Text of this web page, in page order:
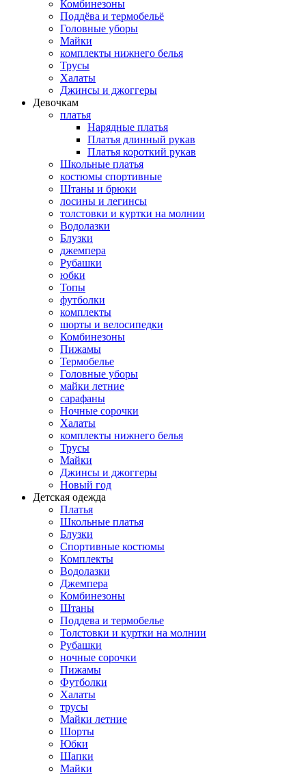
Комбинезоны
Поддёва и термобельё
Головные уборы
Майки
комплекты нижнего белья
Трусы
Халаты
Джинсы и джоггеры
Девочкам
платья
Нарядные платья
Платья длинный рукав
Платья короткий рукав
Школьные платья
костюмы спортивные
Штаны и брюки
лосины и легинсы
толстовки и куртки на молнии
Водолазки
Блузки
джемпера
Рубашки
юбки
Топы
футболки
комплекты
шорты и велосипедки
Комбинезоны
Пижамы
Термобелье
Головные уборы
майки летние
сарафаны
Ночные сорочки
Халаты
комплекты нижнего белья
Трусы
Майки
Джинсы и джоггеры
Новый год
Детская одежда
Платья
Школьные платья
Блузки
Спортивные костюмы
Комплекты
Водолазки
Джемпера
Комбинезоны
Штаны
Поддева и термобелье
Толстовки и куртки на молнии
Рубашки
ночные сорочки
Пижамы
Футболки
Халаты
трусы
Майки летние
Шорты
Юбки
Шапки
Майки